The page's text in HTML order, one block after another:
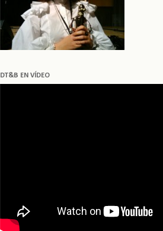
DT&B EN VÍDEO